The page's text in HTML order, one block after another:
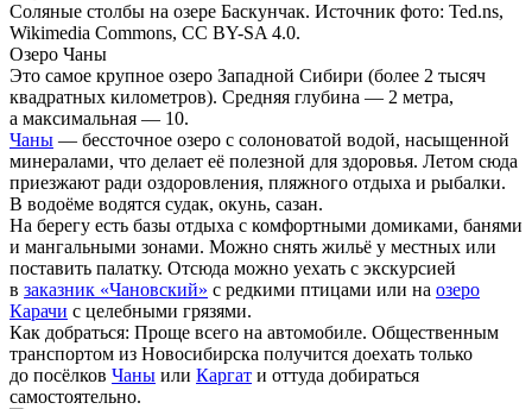
Соляные столбы на озере Баскунчак. Источник фото: Ted.ns,
Wikimedia Commons, CC BY-SA 4.0.
Озеро Чаны
Это самое крупное озеро Западной Сибири (более 2 тысяч
квадратных километров). Средняя глубина — 2 метра,
а максимальная — 10.
Чаны — бессточное озеро с солоноватой водой, насыщенной
минералами, что делает её полезной для здоровья. Летом сюда
приезжают ради оздоровления, пляжного отдыха и рыбалки.
В водоёме водятся судак, окунь, сазан.
На берегу есть базы отдыха с комфортными домиками, банями
и мангальными зонами. Можно снять жильё у местных или
поставить палатку. Отсюда можно уехать с экскурсией
в заказник «Чановский» с редкими птицами или на озеро
Карачи с целебными грязями.
Как добраться: Проще всего на автомобиле. Общественным
транспортом из Новосибирска получится доехать только
до посёлков Чаны или Каргат и оттуда добираться
самостоятельно.